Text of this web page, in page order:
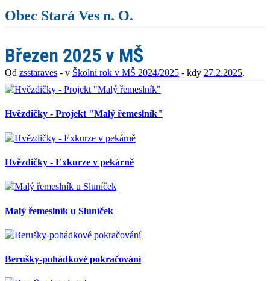
Obec Stará Ves n. O.
Březen 2025 v MŠ
Od zsstaraves - v Školní rok v MŠ 2024/2025 - kdy 27.2.2025.
Hvězdičky - Projekt "Malý řemeslník"
Hvězdičky - Exkurze v pekárně
Malý řemeslník u Sluníček
Berušky-pohádkové pokračování